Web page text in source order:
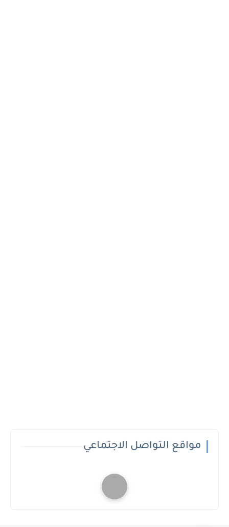
مواقع التواصل الاجتماعي